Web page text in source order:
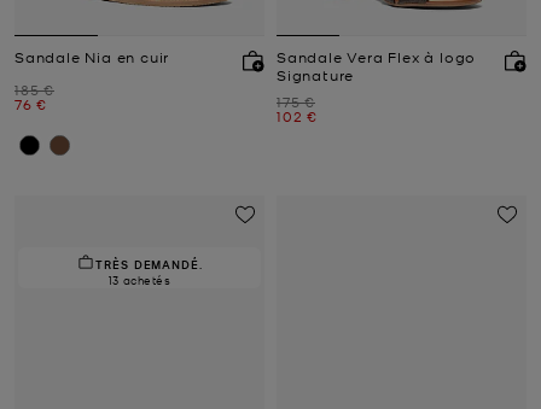
Sandale Nia en cuir
Prix initial
185 €
Prix actuel
76 €
Sandale Vera Flex à logo
Signature
Prix initial
175 €
Prix actuel
102 €
TRÈS DEMANDÉ.
13 achetés